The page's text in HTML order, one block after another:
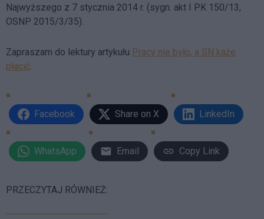
Najwyższego z 7 stycznia 2014 r. (sygn. akt I PK 150/13,
OSNP 2015/3/35).
Zapraszam do lektury artykułu Pracy nie było, a SN każe
płacić.
Facebook Share on X LinkedIn
WhatsApp Email Copy Link
PRZECZYTAJ RÓWNIEŻ: